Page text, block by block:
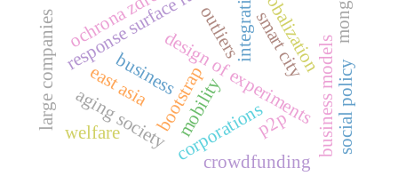
design of experiments
bootstrap
integration
business globalization
corporations business models
large companies aging society
east asia social policy
welfare
smart city
p2p
crowdfunding
mobility
outliers